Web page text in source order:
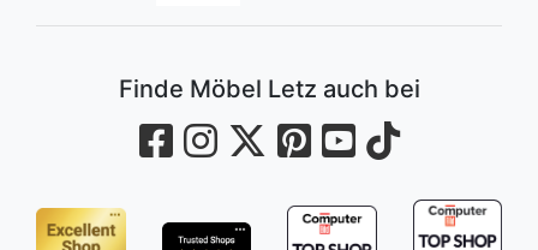
Finde Möbel Letz auch bei